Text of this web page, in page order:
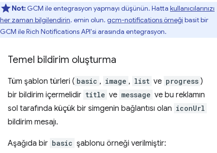
Not: GCM ile entegrasyon yapmayı düşünün. Hatta kullanıcılarınızı
her zaman bilgilendirin. emin olun. gcm-notifications örneği basit bir
GCM ile Rich Notifications API'si arasında entegrasyon.
Temel bildirim oluşturma
Tüm şablon türleri ( basic , image , list ve progress )
bir bildirim içermelidir title ve message ve bu reklamın
sol tarafında küçük bir simgenin bağlantısı olan iconUrl
bildirim mesajı.
Aşağıda bir basic şablonu örneği verilmiştir: